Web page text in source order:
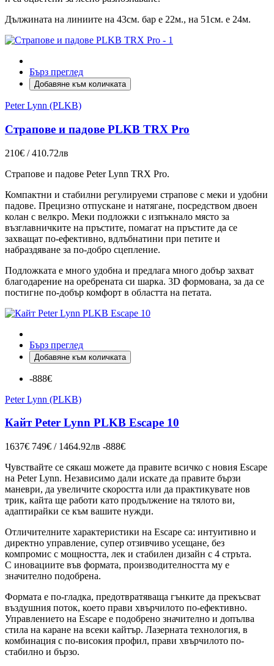
Дължината на линиите на 43см. бар е 22м., на 51см. е 24м.
Бърз преглед
Добавяне към количката
Peter Lynn (PLKB)
Страпове и падове PLKB TRX Pro
210€ / 410.72лв
Страпове и падове Peter Lynn TRX Pro.
Компактни и стабилни регулируеми страпове с меки и удобни
падове. Прецизно отпускане и натягане, посредством двоен
колан с велкро. Меки подложки с изпъкнало място за
възглавничките на пръстите, помагат на пръстите да се
захващат по-ефективно, вдлъбнатини при петите и
набраздяване за по-добро сцепление.
Подложката е много удобна и предлага много добър захват
благодарение на оребрената си шарка. 3D формована, за да се
постигне по-добър комфорт в областта на петата.
Бърз преглед
Добавяне към количката
-888€
Peter Lynn (PLKB)
Кайт Peter Lynn PLKB Escape 10
1637€ 749€ / 1464.92лв -888€
Чувствайте се сякаш можете да правите всичко с новия Escape
на Peter Lynn. Независимо дали искате да правите бързи
маневри, да увеличите скоростта или да практикувате нов
трик, кайта ще работи като продължение на тялото ви,
адаптирайки се към вашите нужди.
Отличителните характеристики на Escape са: интуитивно и
директно управление, супер отзивчиво усещане, без
компромис с мощността, лек и стабилен дизайн с 4 стръта.
С иновациите във формата, производителността му е
значително подобрена.
Формата е по-гладка, предотвратяваща гънките да прекъсват
въздушния поток, което прави хвърчилото по-ефективно.
Управлението на Escape е подобрено значително и допълва
стила на каране на всеки кайтър. Лазерната технология, в
комбинация с по-високия профил, прави хвърчилото по-
стабилно и бързо.